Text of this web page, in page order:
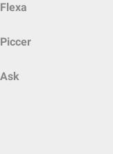
Flexa
Piccer
Ask